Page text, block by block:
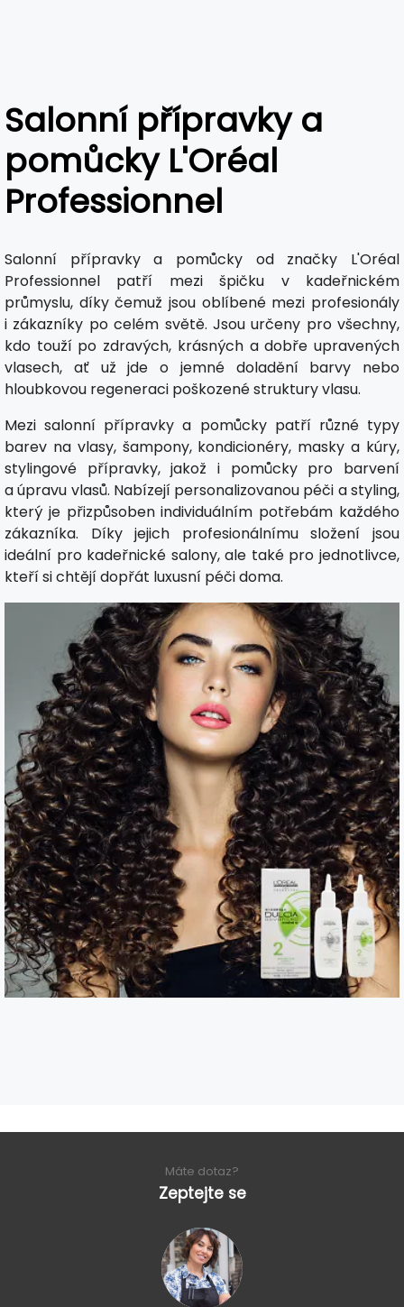
Salonní přípravky a
pomůcky L'Oréal
Professionnel
Salonní přípravky a pomůcky od značky L'Oréal
Professionnel patří mezi špičku v kadeřnickém
průmyslu, díky čemuž jsou oblíbené mezi profesionály
i zákazníky po celém světě. Jsou určeny pro všechny,
kdo touží po zdravých, krásných a dobře upravených
vlasech, ať už jde o jemné doladění barvy nebo
hloubkovou regeneraci poškozené struktury vlasu.
Mezi salonní přípravky a pomůcky patří různé typy
barev na vlasy, šampony, kondicionéry, masky a kúry,
stylingové přípravky, jakož i pomůcky pro barvení
a úpravu vlasů. Nabízejí personalizovanou péči a styling,
který je přizpůsoben individuálním potřebám každého
zákazníka. Díky jejich profesionálnímu složení jsou
ideální pro kadeřnické salony, ale také pro jednotlivce,
kteří si chtějí dopřát luxusní péči doma.
Máte dotaz?
Zeptejte se